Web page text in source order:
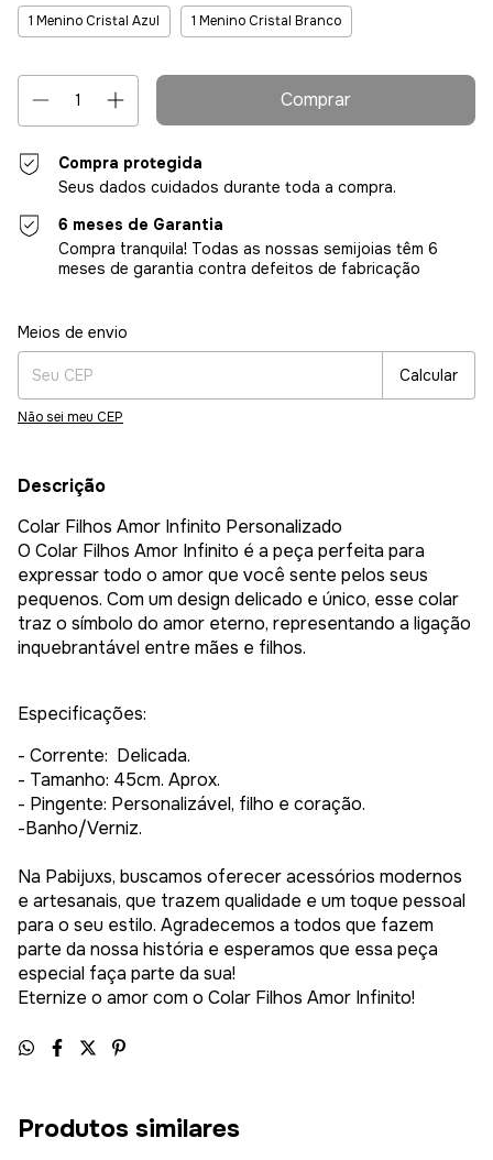
1 Menino Cristal Azul 1 Menino Cristal Branco
Compra protegida
Seus dados cuidados durante toda a compra.
6 meses de Garantia
Compra tranquila! Todas as nossas semijoias têm 6
meses de garantia contra defeitos de fabricação
Entregas para o CEP:
Meios de envio
Calcular
Não sei meu CEP
Descrição
Colar Filhos Amor Infinito Personalizado
O Colar Filhos Amor Infinito é a peça perfeita para
expressar todo o amor que você sente pelos seus
pequenos. Com um design delicado e único, esse colar
traz o símbolo do amor eterno, representando a ligação
inquebrantável entre mães e filhos.
Especificações:
- Corrente: Delicada.
- Tamanho: 45cm. Aprox.
- Pingente: Personalizável, filho e coração.
-Banho/Verniz.
Na Pabijuxs, buscamos oferecer acessórios modernos
e artesanais, que trazem qualidade e um toque pessoal
para o seu estilo. Agradecemos a todos que fazem
parte da nossa história e esperamos que essa peça
especial faça parte da sua!
Eternize o amor com o Colar Filhos Amor Infinito!
Produtos similares